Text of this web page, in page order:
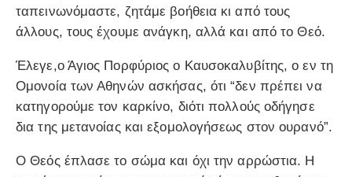
ταπεινωνόμαστε, ζητάμε βοήθεια κι από τους
άλλους, τους έχουμε ανάγκη, αλλά και από το Θεό.
Έλεγε,ο Άγιος Πορφύριος ο Καυσοκαλυβίτης, ο εν τη
Ομονοία των Αθηνών ασκήσας, ότι “δεν πρέπει να
κατηγορούμε τον καρκίνο, διότι πολλούς οδήγησε
δια της μετανοίας και εξομολογήσεως στον ουρανό”.
Ο Θεός έπλασε το σώμα και όχι την αρρώστια. Η